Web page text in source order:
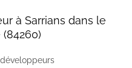
à Sarrians dans le